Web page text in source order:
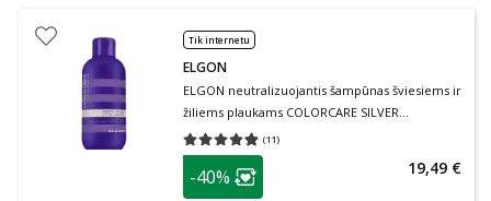
Tik internetu
ELGON
ELGON neutralizuojantis šampūnas šviesiems ir
žiliems plaukams COLORCARE SILVER
SHAMPOO, 300 ml
(11)
Vidutinis įvertinimas 4.82
patarimas
Lojalumo klubo narių nuolaida
-40% 19,49 €